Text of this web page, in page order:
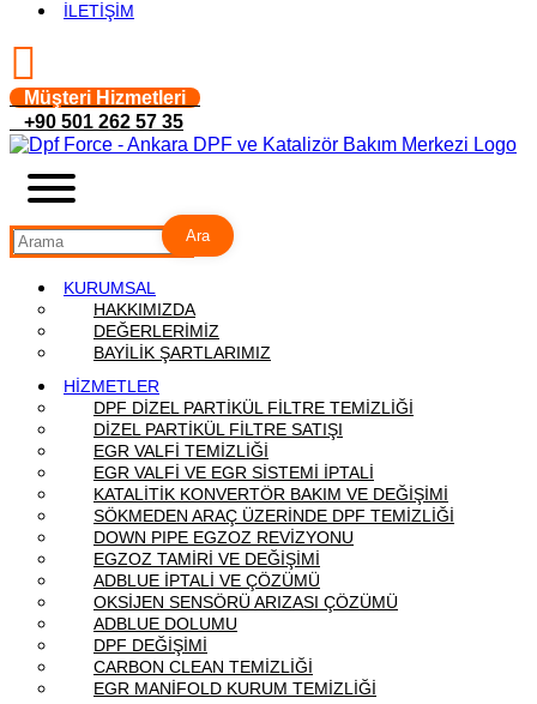
İLETİŞİM
Müşteri Hizmetleri
+90 501 262 57 35
Ara
KURUMSAL
HAKKIMIZDA
DEĞERLERİMİZ
BAYİLİK ŞARTLARIMIZ
HİZMETLER
DPF DİZEL PARTİKÜL FİLTRE TEMİZLİĞİ
DİZEL PARTİKÜL FİLTRE SATIŞI
EGR VALFİ TEMİZLİĞİ
EGR VALFİ VE EGR SİSTEMİ İPTALİ
KATALİTİK KONVERTÖR BAKIM VE DEĞİŞİMİ
SÖKMEDEN ARAÇ ÜZERİNDE DPF TEMİZLİĞİ
DOWN PIPE EGZOZ REVİZYONU
EGZOZ TAMİRİ VE DEĞİŞİMİ
ADBLUE İPTALİ VE ÇÖZÜMÜ
OKSİJEN SENSÖRÜ ARIZASI ÇÖZÜMÜ
ADBLUE DOLUMU
DPF DEĞİŞİMİ
CARBON CLEAN TEMİZLİĞİ
EGR MANİFOLD KURUM TEMİZLİĞİ